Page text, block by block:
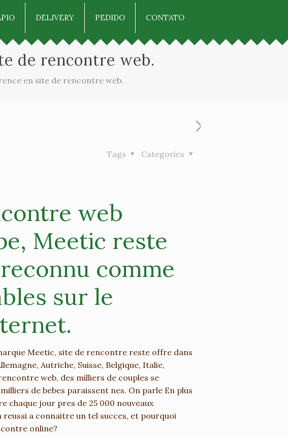
DELIVERY PEDIDO CONTATO
de rencontre web.
en site de rencontre web.
Categories
Tags
web
Meetic reste
comme
sur le
Meetic, site de rencontre reste offre dans
Autriche, Suisse, Belgique, Italie,
web, des milliers de couples se
de bebes paraissent nes. On parle En plus
chaque jour pres de 25 000 nouveaux
a connaitre un tel succes, et pourquoi
online?